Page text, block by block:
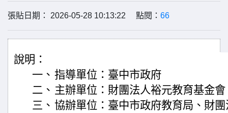
張貼日期： 2026-05-28 10:13:22 點閱： 66
說明：
一、 指導單位：臺中市政府
二、 主辦單位：財團法人裕元教育基金
三、 協辦單位：臺中市政府教育局、財